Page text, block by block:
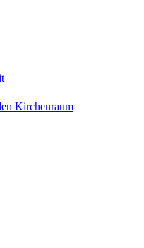
Kirchenraum